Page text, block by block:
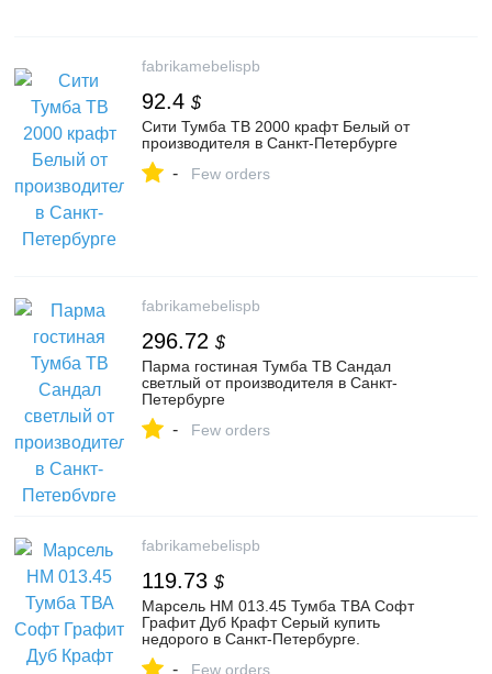
fabrikamebelispb
92.4 $
Сити Тумба ТВ 2000 крафт Белый от
производителя в Санкт-Петербурге
- Few orders
fabrikamebelispb
296.72 $
Парма гостиная Тумба ТВ Сандал
светлый от производителя в Санкт-
Петербурге
- Few orders
fabrikamebelispb
119.73 $
Марсель НМ 013.45 Тумба ТВА Софт
Графит Дуб Крафт Серый купить
недорого в Санкт-Петербурге.
- Few orders